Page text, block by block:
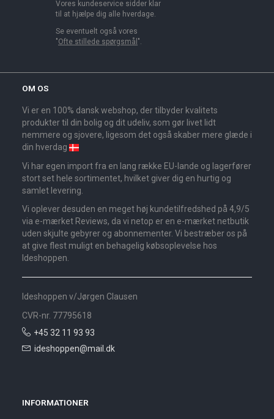
Vores kundeservice sidder klar
til at hjælpe dig alle hverdage.
Se eventuelt også vores
"Ofte stillede spørgsmål ".
OM OS
Vi er en 100% dansk webshop, der tilbyder kvalitets
produkter til din bolig og dit udeliv, som gør livet lidt
nemmere og sjovere, ligesom det også skaber mere glæde i
din hverdag
Vi har egen import fra en lang række EU-lande og lagerfører
stort set hele sortimentet, hvilket giver dig en hurtig og
samlet levering.
Vi oplever desuden en meget høj kundetilfredshed på 4,9/5
via e-mærket Reviews, da vi netop er en e-mærket netbutik
uden skjulte gebyrer og abonnementer. Vi bestræber os på
at give flest muligt en behagelig købsoplevelse hos
Ideshoppen.
Ideshoppen v/Jørgen Clausen
CVR-nr. 77795618
+45 32 11 93 93
ideshoppen@mail.dk
INFORMATIONER